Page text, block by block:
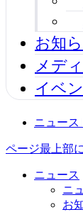
お知
メデ
イベ
ニュース
ページ最上部
ニュース
ニ
お